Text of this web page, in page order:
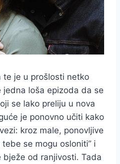
te je u prošlosti netko
jedna loša epizoda da se
se lako preliju u nova
je ponovno učiti kako
kroz male, ponovljive
se mogu osloniti” i
bježe od ranjivosti. Tada